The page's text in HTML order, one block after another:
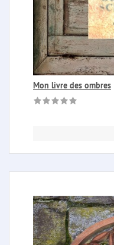
Mon livre des ombres